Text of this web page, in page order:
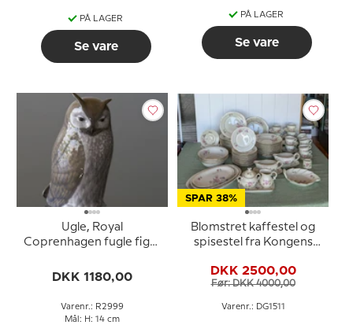
PÅ LAGER
Se vare
PÅ LAGER
Se vare
Ugle, Royal
Coprenhagen fugle figur
DKK 1180,00
Varenr.: R2999
Mål: H: 14 cm
SPAR 38%
Blomstret kaffestel og
spisestel fra Kongens
88 dele
DKK 2500,00
Før: DKK 4000,00
Varenr.: DG1511